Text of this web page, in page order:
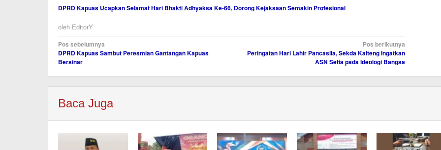
DPRD Kapuas Ucapkan Selamat Hari Bhakti Adhyaksa Ke-66, Dorong Kejaksaan Semakin Profesional
oleh EditorY
Navigasi
pos
Pos sebelumnya
DPRD Kapuas Sambut Peresmian Gantangan Kapuas
Bersinar
Pos berikutnya
Peringatan Hari Lahir Pancasila, Sekda Kalteng Ingatkan
ASN Setia pada Ideologi Bangsa
Baca Juga